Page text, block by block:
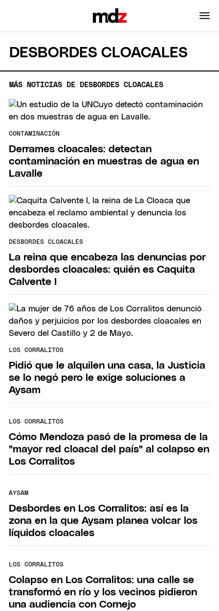
DESBORDES CLOACALES
MÁS NOTICIAS DE DESBORDES CLOACALES
CONTAMINACIÓN
Derrames cloacales: detectan
contaminación en muestras de agua en
Lavalle
DESBORDES CLOACALES
La reina que encabeza las denuncias por
desbordes cloacales: quién es Caquita
Calvente I
LOS CORRALITOS
Pidió que le alquilen una casa, la Justicia
se lo negó pero le exige soluciones a
Aysam
LOS CORRALITOS
Cómo Mendoza pasó de la promesa de la
"mayor red cloacal del país" al colapso en
Los Corralitos
AYSAM
Desbordes en Los Corralitos: así es la
zona en la que Aysam planea volcar los
líquidos cloacales
LOS CORRALITOS
Colapso en Los Corralitos: una calle se
transformó en río y los vecinos pidieron
una audiencia con Cornejo